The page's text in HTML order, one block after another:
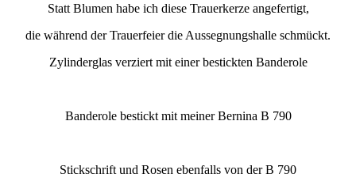
Statt Blumen habe ich diese Trauerkerze angefertigt,
die während der Trauerfeier die Aussegnungshalle schmückt.
Zylinderglas verziert mit einer bestickten Banderole
Banderole bestickt mit meiner Bernina B 790
Stickschrift und Rosen ebenfalls von der B 790